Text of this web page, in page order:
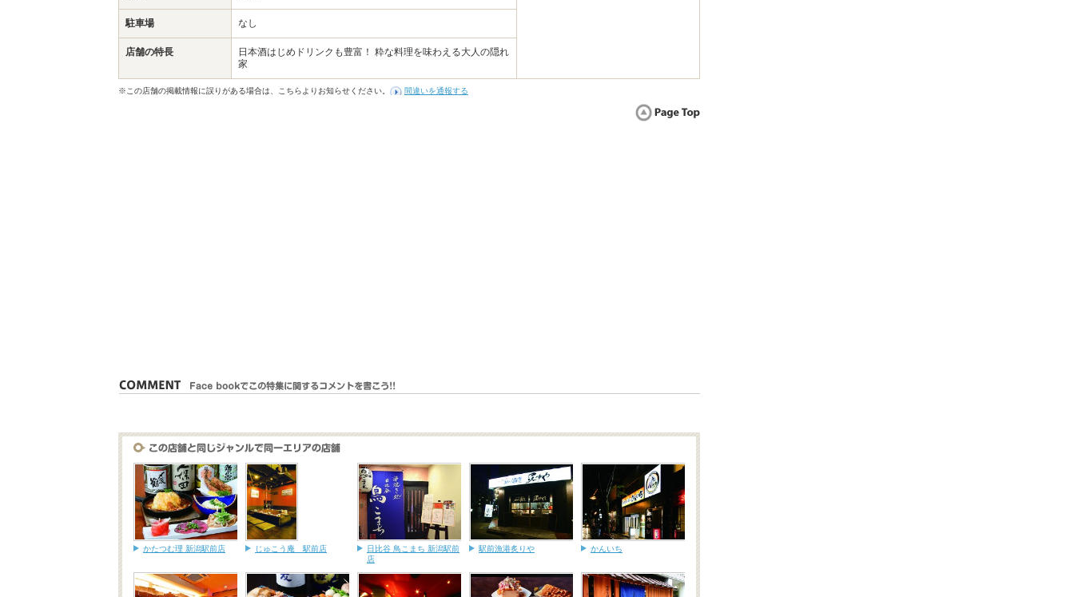
駐車場 なし
店舗の特長
日本酒はじめドリンクも豊富！ 粋な料理を味わえる大人の隠れ
家
※この店舗の掲載情報に誤りがある場合は、こちらよりお知らせください。 間違いを通報する
かたつむ理 新潟駅前店 じゅこう庵 駅前店
日比谷 鳥こまち 新潟駅前
店
駅前漁港炙りや かんいち